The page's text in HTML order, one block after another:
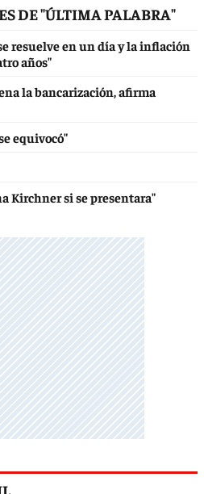
DE "ÚLTIMA PALABRA"
resuelve en un día y la inflación
años"
la bancarización, afirma
equivocó"
Kirchner si se presentara"